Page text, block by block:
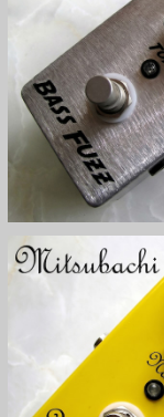
Bass Fuzzベース
SIC
Mitsubachiオー
【